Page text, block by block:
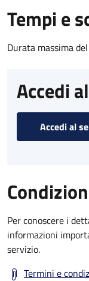
Tempi e
Durata massima
Accedi
Accedi al
Per conoscere i
informazioni
servizio.
Termini e